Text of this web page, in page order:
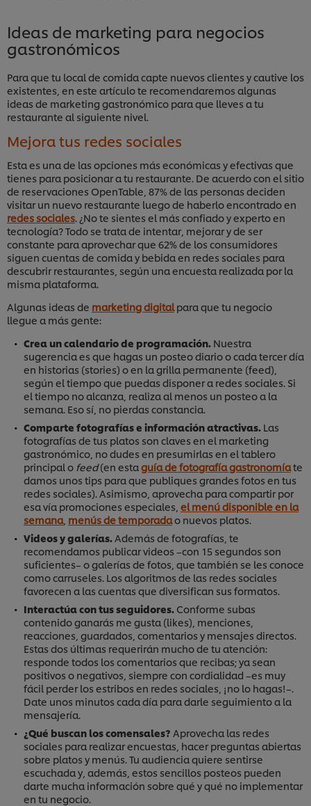
Ideas de marketing para negocios
gastronómicos
Para que tu local de comida capte nuevos clientes y cautive los
existentes, en este artículo te recomendaremos algunas
ideas de marketing gastronómico para que lleves a tu
restaurante al siguiente nivel.
Mejora tus redes sociales
Esta es una de las opciones más económicas y efectivas que
tienes para posicionar a tu restaurante. De acuerdo con el sitio
de reservaciones OpenTable, 87% de las personas deciden
visitar un nuevo restaurante luego de haberlo encontrado en
redes sociales . ¿No te sientes el más confiado y experto en
tecnología? Todo se trata de intentar, mejorar y de ser
constante para aprovechar que 62% de los consumidores
siguen cuentas de comida y bebida en redes sociales para
descubrir restaurantes, según una encuesta realizada por la
misma plataforma.
Algunas ideas de marketing digital para que tu negocio
llegue a más gente:
Crea un calendario de programación. Nuestra
sugerencia es que hagas un posteo diario o cada tercer día
en historias (stories) o en la grilla permanente (feed),
según el tiempo que puedas disponer a redes sociales. Si
el tiempo no alcanza, realiza al menos un posteo a la
semana. Eso sí, no pierdas constancia.
Comparte fotografías e información atractivas. Las
fotografías de tus platos son claves en el marketing
gastronómico, no dudes en presumirlas en el tablero
principal o feed(en esta guía de fotografía gastronomíate
damos unos tips para que publiques grandes fotos en tus
redes sociales). Asimismo, aprovecha para compartir por
esa vía promociones especiales, el menú disponible en la
semana menús de temporadao nuevos platos.
Videos y galerías. Además de fotografías, te
recomendamos publicar videos –con 15 segundos son
suficientes– o galerías de fotos, que también se les conoce
como carruseles. Los algoritmos de las redes sociales
favorecen a las cuentas que diversifican sus formatos.
Interactúa con tus seguidores. Conforme subas
contenido ganarás me gusta (likes), menciones,
reacciones, guardados, comentarios y mensajes directos.
Estas dos últimas requerirán mucho de tu atención:
responde todos los comentarios que recibas; ya sean
positivos o negativos, siempre con cordialidad –es muy
fácil perder los estribos en redes sociales, ¡no lo hagas!–.
Date unos minutos cada día para darle seguimiento a la
mensajería.
¿Qué buscan los comensales? Aprovecha las redes
sociales para realizar encuestas, hacer preguntas abiertas
sobre platos y menús. Tu audiencia quiere sentirse
escuchada y, además, estos sencillos posteos pueden
darte mucha información sobre qué y qué no implementar
en tu negocio.